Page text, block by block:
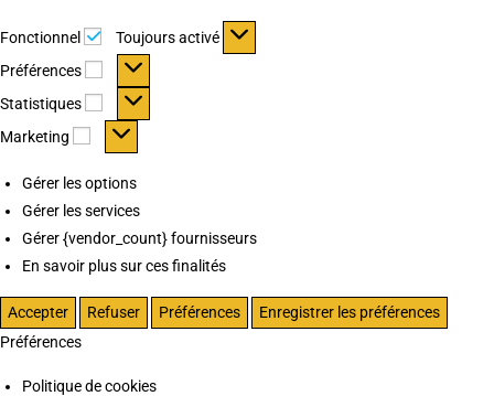
Fonctionnel Fonctionnel
Toujours activé
Préférences
Préférences
Statistiques Statistiques
Marketing Marketing
Gérer les options
Gérer les services
Gérer {vendor_count} fournisseurs
En savoir plus sur ces finalités
Accepter Refuser Préférences
Enregistrer les préférences
Préférences
Politique de cookies